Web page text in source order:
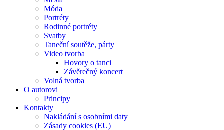
Móda
Portréty
Rodinné portréty
Svatby
Taneční soutěže, párty
Video tvorba
Hovory o tanci
Závěrečný koncert
Volná tvorba
O autorovi
Principy
Kontakty
Nakládání s osobními daty
Zásady cookies (EU)